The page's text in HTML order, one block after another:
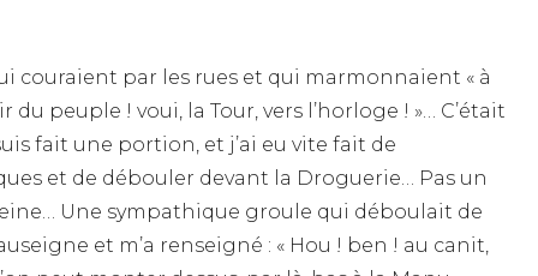
couraient par les rues et qui marmonnaient « à
du peuple ! voui, la Tour, vers l’horloge ! »… C’était
fait une portion, et j’ai eu vite fait de
et de débouler devant la Droguerie… Pas un
Une sympathique groule qui déboulait de
et m’a renseigné : « Hou ! ben ! au canit,